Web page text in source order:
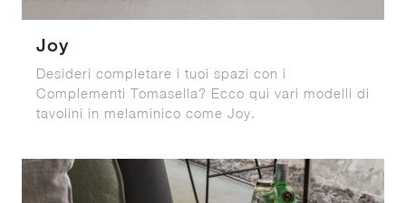
Joy
Desideri completare i tuoi spazi con i
Complementi Tomasella? Ecco qui vari modelli di
tavolini in melaminico come Joy.